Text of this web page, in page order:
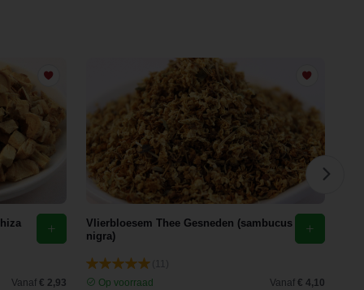
Vanaf € 2,93
Vlierbloesem Thee Gesneden (sambucus
nigra)
Op voorraad
Vanaf € 4,10